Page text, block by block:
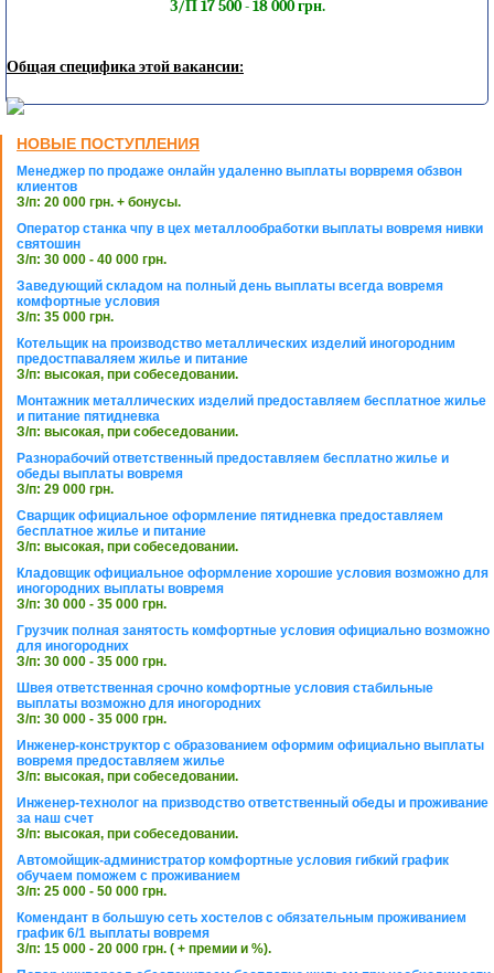
З/П 17 500 - 18 000 грн.
Общая специфика этой вакансии:
НОВЫЕ ПОСТУПЛЕНИЯ
Менеджер по продаже онлайн удаленно выплаты ворвремя обзвон
клиентов
З/п: 20 000 грн. + бонусы.
Оператор станка чпу в цех металлообработки выплаты вовремя нивки
святошин
З/п: 30 000 - 40 000 грн.
Заведующий складом на полный день выплаты всегда вовремя
комфортные условия
З/п: 35 000 грн.
Котельщик на производство металлических изделий иногородним
предостпаваляем жилье и питание
З/п: высокая, при собеседовании.
Монтажник металлических изделий предоставляем бесплатное жилье
и питание пятидневка
З/п: высокая, при собеседовании.
Разнорабочий ответственный предоставляем бесплатно жилье и
обеды выплаты вовремя
З/п: 29 000 грн.
Сварщик официальное оформление пятидневка предоставляем
бесплатное жилье и питание
З/п: высокая, при собеседовании.
Кладовщик официальное оформление хорошие условия возможно для
иногородних выплаты вовремя
З/п: 30 000 - 35 000 грн.
Грузчик полная занятость комфортные условия официально возможно
для иногородних
З/п: 30 000 - 35 000 грн.
Швея ответственная срочно комфортные условия стабильные
выплаты возможно для иногородних
З/п: 30 000 - 35 000 грн.
Инженер-конструктор с образованием оформим официально выплаты
вовремя предоставляем жилье
З/п: высокая, при собеседовании.
Инженер-технолог на призводство ответственный обеды и проживание
за наш счет
З/п: высокая, при собеседовании.
Автомойщик-администратор комфортные условия гибкий график
обучаем поможем с проживанием
З/п: 25 000 - 50 000 грн.
Комендант в большую сеть хостелов с обязательным проживанием
график 6/1 выплаты вовремя
З/п: 15 000 - 20 000 грн. ( + премии и %).